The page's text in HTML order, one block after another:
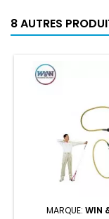
8 AUTRES
MARQUE: WIN